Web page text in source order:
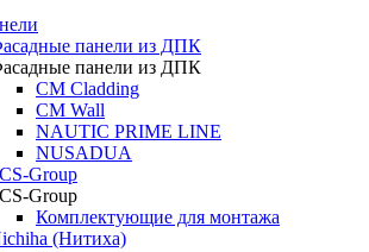
панели из ДПК
панели из ДПК
CM Cladding
CM Wall
NAUTIC PRIME LINE
NUSADUA
Group
Group
Комплектующие для монтажа
(Нитиха)